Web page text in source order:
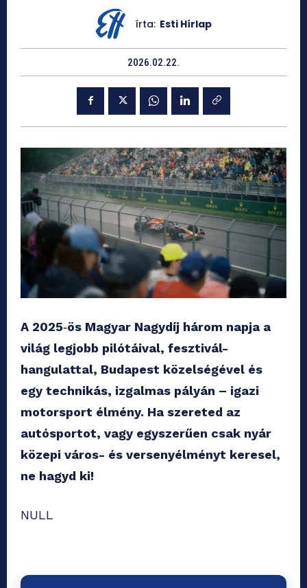
írta: Esti Hírlap
2026.02.22.
A 2025‑ös Magyar Nagydíj három napja a
világ legjobb pilótáival, fesztivál-
hangulattal, Budapest közelségével és
egy technikás, izgalmas pályán – igazi
motorsport élmény. Ha szereted az
autósportot, vagy egyszerűen csak nyár
közepi város- és versenyélményt keresel,
ne hagyd ki!
NULL